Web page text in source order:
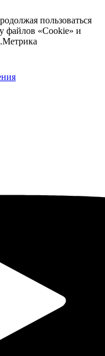
пользоваться
файлов «Cookie» и